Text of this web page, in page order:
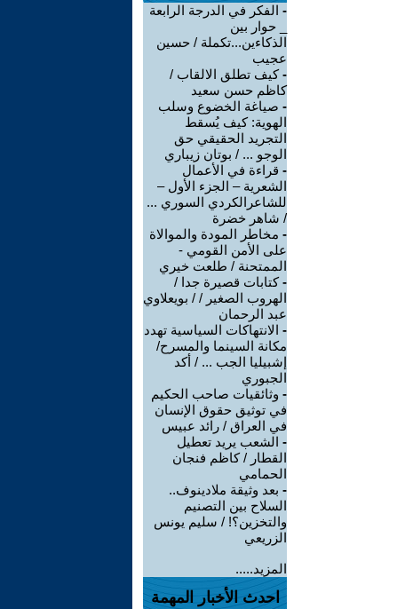
- الفكر في الدرجة الرابعة
_ حوار بين
الذكاءين...تكملة / حسين
عجيب
-كيف تطلق الالقاب /
كاظم حسن سعيد
- صياغة الخضوع وسلب
الهوية: كيف يُسقط
التجريد الحقيقي حق
الوجو ... / بوتان زيباري
- قراءة في الأعمال
الشعرية – الجزء الأول –
للشاعرالكردي السوري ...
/ شاهر خضرة
- مخاطر المودة والموالاة
على الأمن القومي -
الممتحنة / طلعت خيري
-كتابات قصيرة جدا /
الهروب الصغير / / بويعلاوي
عبد الرحمان
- الانتهاكات السياسية تهدد
مكانة السينما والمسرح/
إشبيليا الجب ... / أكد
الجبوري
- وثائقيات صاحب الحكيم
في توثيق حقوق الإنسان
في العراق / رائد عبيس
- الشعب يريد تعطيل
القطار / كاظم فنجان
الحمامي
- بعد وثيقة ملادينوف..
السلاح بين التصنيم
والتخزين؟! / سليم يونس
الزريعي
المزيد.....
احدث الأخبار المهمة